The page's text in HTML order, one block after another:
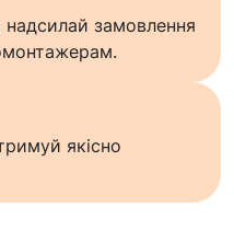
замовлення
якісно